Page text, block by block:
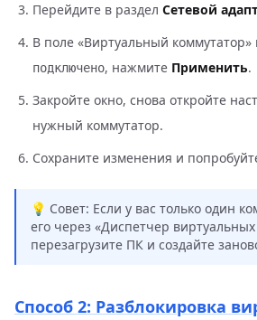
Перейдите в раздел Сетевой
В поле «Виртуальный
подключено, нажмите Применить.
Закройте окно, снова откройте
нужный коммутатор.
Сохраните изменения и
💡 Совет: Если у вас только один
его через «Диспетчер
перезагрузите ПК и создайте
Способ 2: Разблокировка